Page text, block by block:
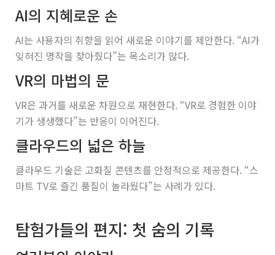
AI의 지혜로운 손
AI는 사용자의 취향을 읽어 새로운 이야기를 제안한다. “AI가
잊혀진 명작을 찾아줬다”는 목소리가 많다.
VR의 마법의 문
VR은 과거를 새로운 차원으로 재현한다. “VR로 경험한 이야
기가 생생했다”는 반응이 이어진다.
클라우드의 넓은 하늘
클라우드 기술은 고화질 콘텐츠를 안정적으로 제공한다. “스
마트 TV로 즐긴 품질이 놀라웠다”는 사례가 있다.
탐험가들의 편지: 첫 숨의 기록